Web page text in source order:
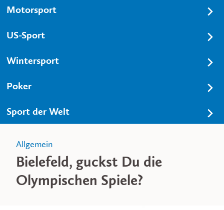
Motorsport
US-Sport
Wintersport
Poker
Sport der Welt
Allgemein
Bielefeld, guckst Du die
Olympischen Spiele?